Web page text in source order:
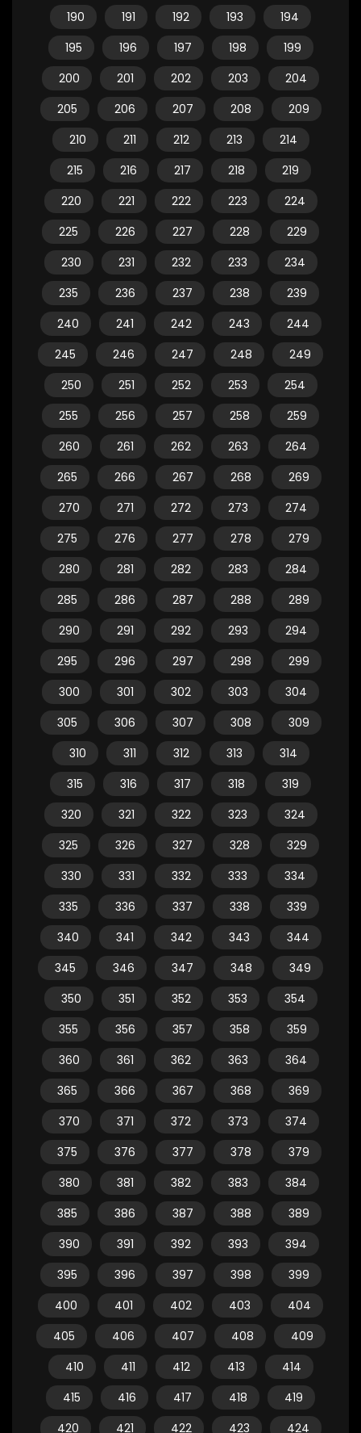
190
191 192 193
194
195
196 197 198
199
200
201 202 203
204
205
206 207 208
209
210
211 212 213
214
215
216 217 218
219
220
221 222 223
224
225
226 227 228
229
230
231 232 233
234
235
236 237 238
239
240
241 242 243
244
245
246 247 248
249
250
251 252 253
254
255
256 257 258
259
260
261 262 263
264
265
266 267 268
269
270
271 272 273
274
275
276 277 278
279
280
281 282 283
284
285
286 287 288
289
290
291 292 293
294
295
296 297 298
299
300
301 302 303
304
305
306 307 308
309
310
311 312 313
314
315
316 317 318
319
320
321 322 323
324
325
326 327 328
329
330
331 332 333
334
335
336 337 338
339
340
341 342 343
344
345
346 347 348
349
350
351 352 353
354
355
356 357 358
359
360
361 362 363
364
365
366 367 368
369
370
371 372 373
374
375
376 377 378
379
380
381 382 383
384
385
386 387 388
389
390
391 392 393
394
395
396 397 398
399
400
401 402 403
404
405
406 407 408
409
410
411 412 413
414
415
416 417 418
419
420
421 422 423 424